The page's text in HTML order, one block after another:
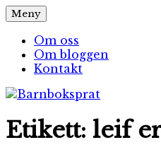
Hoppa
till
innehåll
Barnboksprat
– en blogg om
Meny
Om oss
Om bloggen
Kontakt
Etikett: leif